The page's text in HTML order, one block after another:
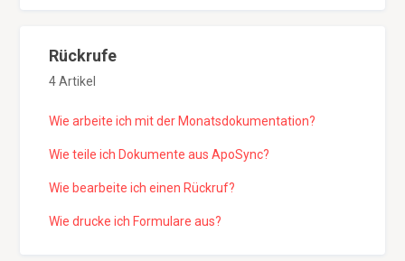
Rückrufe
4 Artikel
Wie arbeite ich mit der Monatsdokumentation?
Wie teile ich Dokumente aus ApoSync?
Wie bearbeite ich einen Rückruf?
Wie drucke ich Formulare aus?